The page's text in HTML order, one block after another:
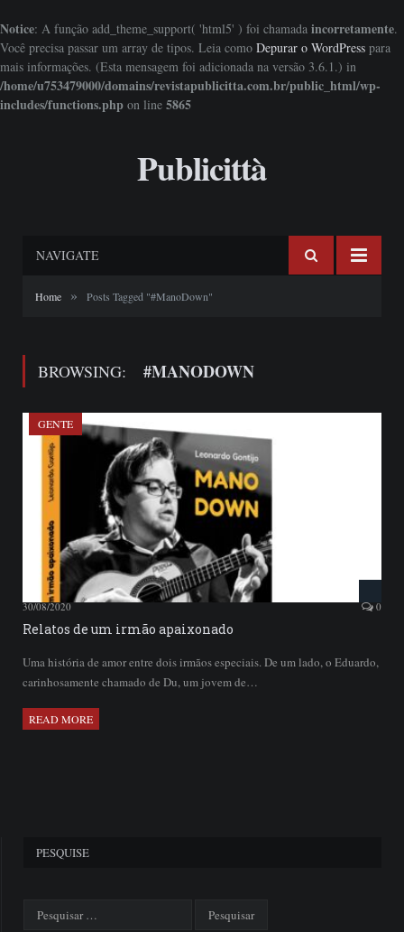
Notice: A função add_theme_support( 'html5' ) foi chamada incorretamente.
Você precisa passar um array de tipos. Leia como Depurar o WordPress para
mais informações. (Esta mensagem foi adicionada na versão 3.6.1.) in
/home/u753479000/domains/revistapublicitta.com.br/public_html/wp-
includes/functions.php on line 5865
Publicittà
NAVIGATE
Home » Posts Tagged "#ManoDown"
BROWSING: #MANODOWN
GENTE
30/08/2020 0
Relatos de um irmão apaixonado
Uma história de amor entre dois irmãos especiais. De um lado, o Eduardo,
carinhosamente chamado de Du, um jovem de…
READ MORE
PESQUISE